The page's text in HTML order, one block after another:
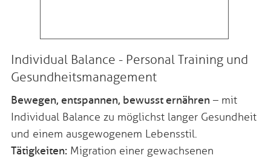
Individual Balance - Personal Training und
Gesundheitsmanagement
Bewegen, entspannen, bewusst ernähren– mit
Individual Balance zu möglichst langer Gesundheit
und einem ausgewogenem Lebensstil.
Tätigkeiten:Migration einer gewachsenen